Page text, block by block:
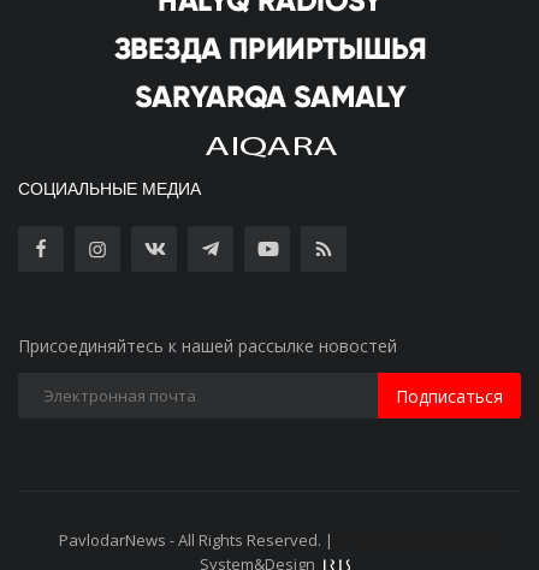
СОЦИАЛЬНЫЕ МЕДИА
Присоединяйтесь к нашей рассылке новостей
Подписаться
PavlodarNews - All Rights Reserved. |
System&Design